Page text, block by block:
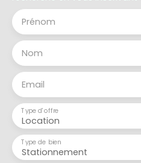
Prénom
Nom
Email
Location
Type d'offre
Stationnement
Type de bien